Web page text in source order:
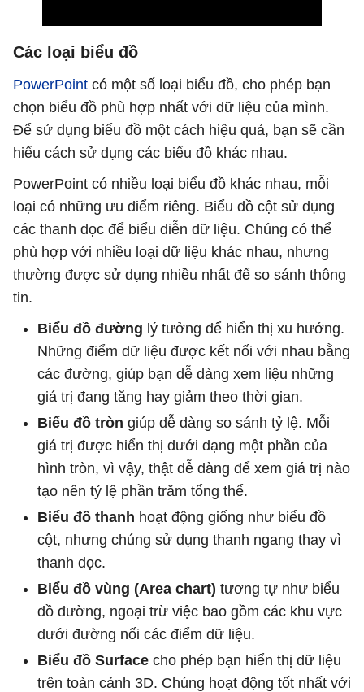
Các loại biểu đồ
PowerPoint có một số loại biểu đồ, cho phép bạn
chọn biểu đồ phù hợp nhất với dữ liệu của mình.
Để sử dụng biểu đồ một cách hiệu quả, bạn sẽ cần
hiểu cách sử dụng các biểu đồ khác nhau.
PowerPoint có nhiều loại biểu đồ khác nhau, mỗi
loại có những ưu điểm riêng. Biểu đồ cột sử dụng
các thanh dọc để biểu diễn dữ liệu. Chúng có thể
phù hợp với nhiều loại dữ liệu khác nhau, nhưng
thường được sử dụng nhiều nhất để so sánh thông
tin.
Biểu đồ đường lý tưởng để hiển thị xu hướng.
Những điểm dữ liệu được kết nối với nhau bằng
các đường, giúp bạn dễ dàng xem liệu những
giá trị đang tăng hay giảm theo thời gian.
Biểu đồ tròn giúp dễ dàng so sánh tỷ lệ. Mỗi
giá trị được hiển thị dưới dạng một phần của
hình tròn, vì vậy, thật dễ dàng để xem giá trị nào
tạo nên tỷ lệ phần trăm tổng thể.
Biểu đồ thanh hoạt động giống như biểu đồ
cột, nhưng chúng sử dụng thanh ngang thay vì
thanh dọc.
Biểu đồ vùng (Area chart) tương tự như biểu
đồ đường, ngoại trừ việc bao gồm các khu vực
dưới đường nối các điểm dữ liệu.
Biểu đồ Surface cho phép bạn hiển thị dữ liệu
trên toàn cảnh 3D. Chúng hoạt động tốt nhất với